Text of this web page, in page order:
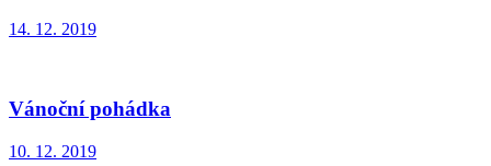
14. 12. 2019
Vánoční pohádka
10. 12. 2019